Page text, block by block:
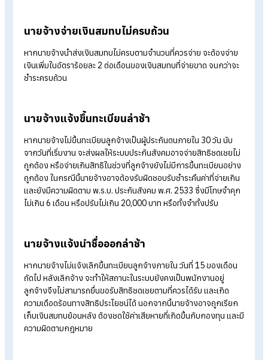
หากนายจ้างไม่จ่ายเงินสมทบประกันสังคมให้ลูกจ้างตามที่กฎหมาย
กำหนด ถือว่ามีความผิดตาม พระราชบัญญัติประกันสังคม พ.ศ.
โดยมีโทษ จำคุกไม่เกิน 6 เดือน หรือปรับไม่เกิน 20,000 บาท หรือทั้
จำทั้งปรับ นอกจากนี้ นายจ้างยังคงมีหน้าที่ต้องนำส่งเงินสมทบที่
จ่าย พร้อมทั้งเงินเพิ่มและเบี้ยปรับ ตามที่สำนักงานประกันสังคม
กำหนด
นายจ้างจ่ายเงินสมทบล่าช้า
ในกรณีที่นายจ้างนำส่งเงินสมทบเกินกำหนดเวลา คือ หลังวันที่ 15
ของเดือนถัดไป นับจากเดือนที่จ่ายค่าจ้างให้ลูกจ้าง นายจ้างต้องจ่
เงินเพิ่มในอัตราร้อยละ 2 ต่อเดือนของยอดเงินสมทบที่ค้างชำระ